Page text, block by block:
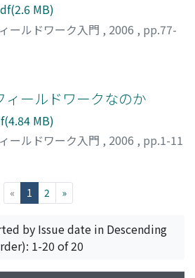
MB)
ールドワーク入門 , 2006 , pp.77-
ィールドワークなのか
MB)
ールドワーク入門 , 2006 , pp.1-11
« 1 (current)
2 »
by Issue date in Descending
1-20 of 20